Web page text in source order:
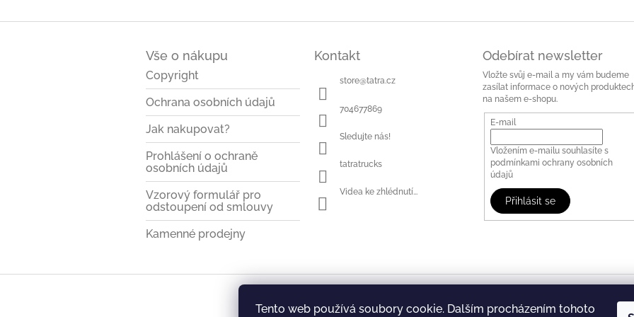
Tento web používá soubory cookie. Dalším procházením tohoto
Vše o nákupu
Copyright
Ochrana osobních údajů
Jak nakupovat?
Prohlášení o ochraně
osobních údajů
Vzorový formulář pro
odstoupení od smlouvy
Kamenné prodejny
Kontakt
store@tatra.cz
704677869
Sledujte nás!
tatratrucks
Videa ke zhlédnutí...
Odebírat newsletter
Vložte svůj e-mail a my vám budeme
zasílat informace o nových
na našem e-shopu.
E-mail
Vložením e-mailu souhlasíte s
podmínkami ochrany osobních
údajů
Přihlásit se